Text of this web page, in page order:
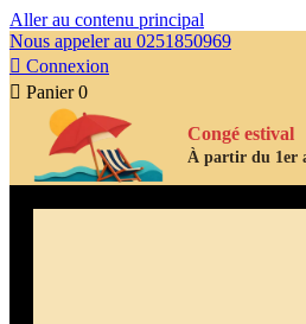
Aller au contenu principal
Nous appeler au 0251850969
 Connexion
 Panier 0
Congé estival
À partir du 1er